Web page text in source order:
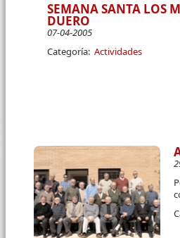
SEMANA SANTA LOS
DUERO
07-04-2005
Categoría: Actividades